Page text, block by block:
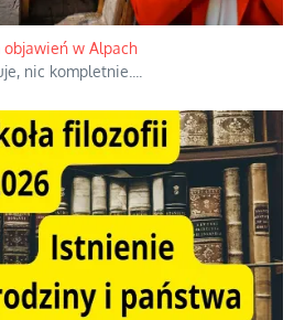
objawień w Alpach
nic kompletnie.